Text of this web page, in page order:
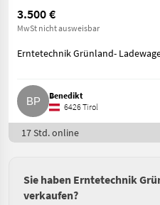
3.500 €
MwSt nicht ausweisbar
Erntetechnik Grünland-
Benedikt
6426 Tirol
17 Std. online
Sie haben Erntetechnik
verkaufen?